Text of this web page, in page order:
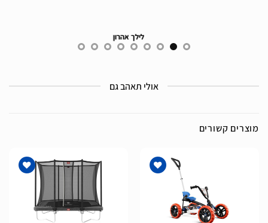
לילך אהרון
אולי תאהב גם
מוצרים קשורים